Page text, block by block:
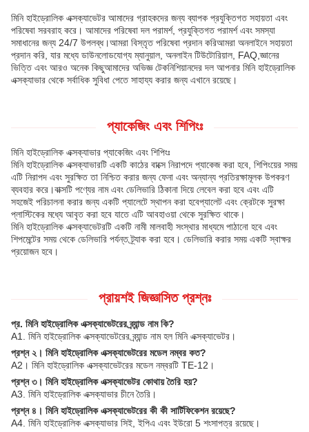
মিনি হাইড্রোলিক এক্সক্যাভেটর আমাদের গ্রাহকদের জন্য ব্যাপক প্রযুক্তিগত সহায়তা এবং
পরিষেবা সরবরাহ করে। আমাদের পরিষেবা দল পরামর্শ, প্রযুক্তিগত পরামর্শ এবং সমস্যা
সমাধানের জন্য 24/7 উপলব্ধ।আমরা বিস্তৃত পরিষেবা প্রদান করিআমরা অনলাইনে সহায়তা
প্রদান করি, যার মধ্যে ডাউনলোডযোগ্য ম্যানুয়াল, অনলাইন টিউটোরিয়াল, FAQ,জ্ঞানের
ভিত্তি এবং আরও অনেক কিছুআমাদের অভিজ্ঞ টেকনিশিয়ানদের দল আপনার মিনি হাইড্রোলিক
এক্সক্যাভার থেকে সর্বাধিক সুবিধা পেতে সাহায্য করার জন্য এখানে রয়েছে।
প্যাকেজিং এবং শিপিংঃ
মিনি হাইড্রোলিক এক্সক্যাভার প্যাকেজিং এবং শিপিংঃ
মিনি হাইড্রোলিক এক্সক্যাভারটি একটি কাঠের বাক্সে নিরাপদে প্যাকেজ করা হবে, শিপিংয়ের সময়
এটি নিরাপদ এবং সুরক্ষিত তা নিশ্চিত করার জন্য ফেনা এবং অন্যান্য প্রতিরক্ষামূলক উপকরণ
ব্যবহার করে।বাক্সটি পণ্যের নাম এবং ডেলিভারি ঠিকানা দিয়ে লেবেল করা হবে এবং এটি
সহজেই পরিচালনা করার জন্য একটি প্যালেটে স্থাপন করা হবেপ্যালেট এবং ক্রেটকে সুরক্ষা
প্লাস্টিকের মধ্যে আবৃত করা হবে যাতে এটি আবহাওয়া থেকে সুরক্ষিত থাকে।
মিনি হাইড্রোলিক এক্সক্যাভেটরটি একটি নামী মালবাহী সংস্থার মাধ্যমে পাঠানো হবে এবং
শিপমেন্টের সময় থেকে ডেলিভারি পর্যন্ত ট্র্যাক করা হবে। ডেলিভারি করার সময় একটি স্বাক্ষর
প্রয়োজন হবে।
প্রায়শই জিজ্ঞাসিত প্রশ্নঃ
প্র. মিনি হাইড্রোলিক এক্সক্যাভেটরের ব্র্যান্ড নাম কি?
A1. মিনি হাইড্রোলিক এক্সক্যাভেটরের ব্র্যান্ড নাম হল মিনি এক্সক্যাভেটর।
প্রশ্ন ২। মিনি হাইড্রোলিক এক্সক্যাভেটরের মডেল নম্বর কত?
A2। মিনি হাইড্রোলিক এক্সক্যাভেটরের মডেল নম্বরটি TE-12।
প্রশ্ন ৩। মিনি হাইড্রোলিক এক্সক্যাভেটর কোথায় তৈরি হয়?
A3. মিনি হাইড্রোলিক এক্সক্যাভার চীনে তৈরি।
প্রশ্ন ৪। মিনি হাইড্রোলিক এক্সক্যাভেটরের কী কী সার্টিফিকেশন রয়েছে?
A4. মিনি হাইড্রোলিক এক্সক্যাভার সিই, ইপিএ এবং ইউরো 5 শংসাপত্র রয়েছে।